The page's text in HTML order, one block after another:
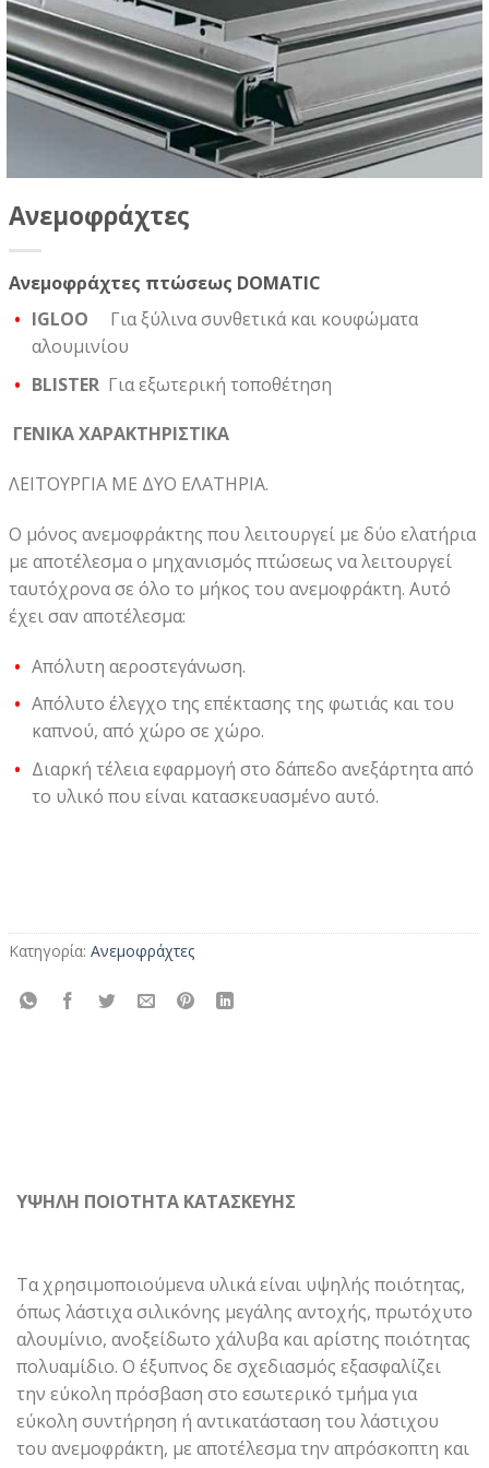
Ανεμοφράχτες
Ανεμοφράχτες πτώσεως DOMATIC
IGLOO Για ξύλινα συνθετικά και κουφώματα
αλουμινίου
BLISTERΓια εξωτερική τοποθέτηση
ΓΕΝΙΚΑ ΧΑΡΑΚΤΗΡΙΣΤΙΚΑ
ΛΕΙΤΟΥΡΓΙΑ ΜΕ ΔΥΟ ΕΛΑΤΗΡΙΑ.
Ο μόνος ανεμοφράκτης που λειτουργεί με δύο ελατήρια
με αποτέλεσμα ο μηχανισμός πτώσεως να λειτουργεί
ταυτόχρονα σε όλο το μήκος του ανεμοφράκτη. Αυτό
έχει σαν αποτέλεσμα:
Απόλυτη αεροστεγάνωση.
Απόλυτο έλεγχο της επέκτασης της φωτιάς και του
καπνού, από χώρο σε χώρο.
Διαρκή τέλεια εφαρμογή στο δάπεδο ανεξάρτητα από
το υλικό που είναι κατασκευασμένο αυτό.
Κατηγορία: Ανεμοφράχτες
ΥΨΗΛΗ ΠΟΙΟΤΗΤΑ ΚΑΤΑΣΚΕΥΗΣ
Τα χρησιμοποιούμενα υλικά είναι υψηλής ποιότητας,
όπως λάστιχα σιλικόνης μεγάλης αντοχής, πρωτόχυτο
αλουμίνιο, ανοξείδωτο χάλυβα και αρίστης ποιότητας
πολυαμίδιο. Ο έξυπνος δε σχεδιασμός εξασφαλίζει
την εύκολη πρόσβαση στο εσωτερικό τμήμα για
εύκολη συντήρηση ή αντικατάσταση του λάστιχου
του ανεμοφράκτη, με αποτέλεσμα την απρόσκοπτη και